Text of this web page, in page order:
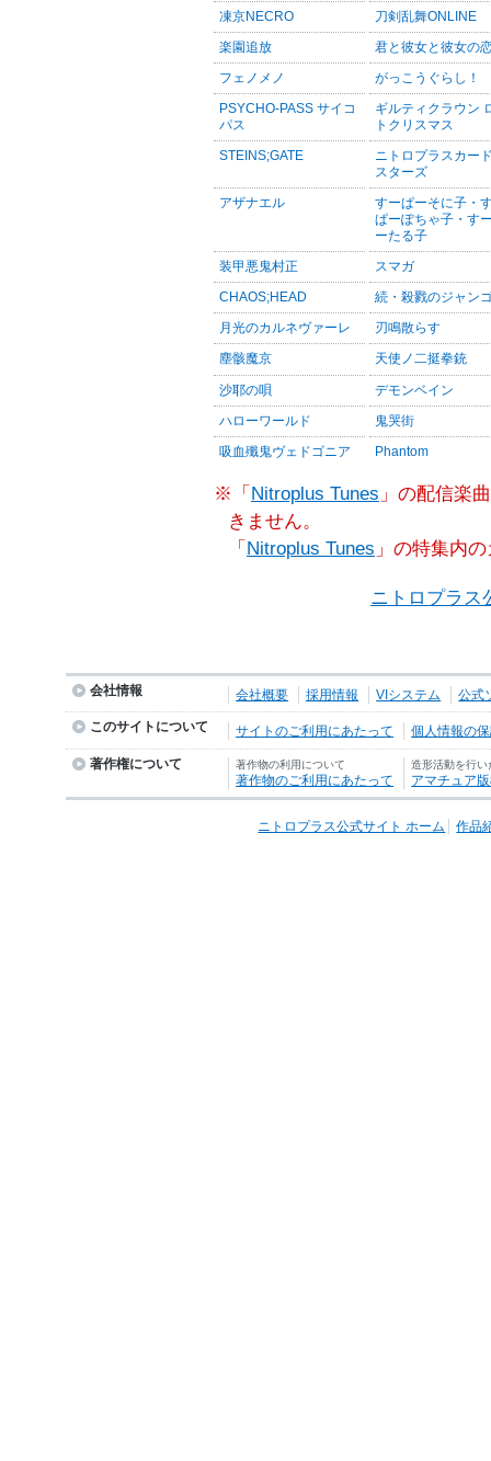
凍京NECRO 刀剣乱舞ONLINE
楽園追放 君と彼女と彼女の
フェノメノ がっこうぐらし！
PSYCHO-PASS サイコ
パス
ギルティクラウン
トクリスマス
STEINS;GATE
ニトロプラスカー
スターズ
アザナエル
すーぱーそに子・
ぱーぽちゃ子・す
ーたる子
装甲悪鬼村正 スマガ
CHAOS;HEAD 続・殺戮のジャン
月光のカルネヴァーレ 刃鳴散らす
塵骸魔京 天使ノ二挺拳銃
沙耶の唄 デモンベイン
ハローワールド 鬼哭街
吸血殲鬼ヴェドゴニア Phantom
※「 Nitroplus Tunes 」の配信楽
きません。
「 Nitroplus Tunes 」の特集内
ニトロプラス
会社情報 会社概要 採用情報 VIシステム 公式
このサイトについて サイトのご利用にあたって 個人情報の
著作権について 著作物の利用について
著作物のご利用にあたって
造形活動を行い
アマチュア
ニトロプラス公式サイト ホーム 作品